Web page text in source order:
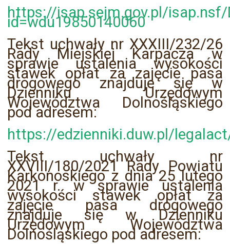
https://isap.sejm.gov.pl/isap.nsf/
id=wdu19850140060
Tekst uchwały nr XXXIII/232/26
Rady Miejskiej Karpacza w
sprawie ustalenia wysokości
stawek opłat za zajęcie pasa
drogowego znajduje się w
Dzienniku Urzędowym
Województwa Dolnośląskiego
pod adresem:
https://edzienniki.duw.pl/
Tekst uchwały nr
XXVIII/180/2021 Rady Powiatu
Karkonoskiego z dnia 25 lutego
2021 r. w sprawie ustalenia
wysokości stawek opłat za
zajęcie pasa drogowego
znajduje się w Dzienniku
Urzędowym Województwa
Dolnośląskiego pod adresem: